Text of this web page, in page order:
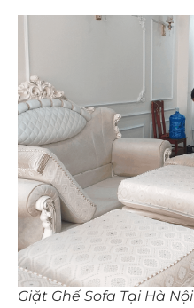
Giặt Ghế Sofa Tại Hà Nội